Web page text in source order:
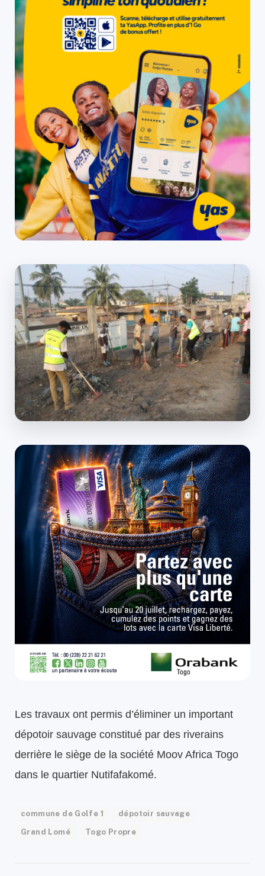
Les travaux ont permis d’éliminer un important
dépotoir sauvage constitué par des riverains
derrière le siège de la société Moov Africa Togo
dans le quartier Nutifafakomé.
commune de Golfe 1 dépotoir sauvage
Grand Lomé Togo Propre